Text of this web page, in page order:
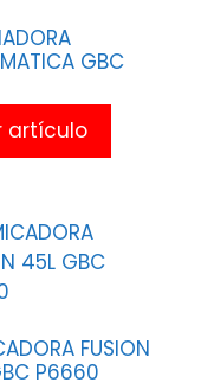
GBC
artículo
FUSION
P6660